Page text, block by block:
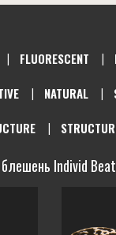
FLUORESCENT
NATURAL
блешень Individ